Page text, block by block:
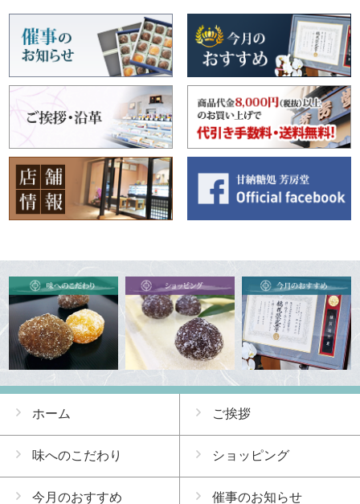
ホーム ご挨拶
味へのこだわり ショッピング
今月のおすすめ 催事のお知らせ